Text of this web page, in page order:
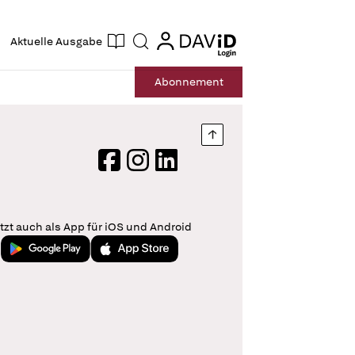
Aktuelle Ausgabe Suche login
login
Abonnement
Nach oben springen
FacebookInstagram
LinkedIn
auch als App für iOS und Android
Jetzt bei Google PlayLaden im App Store